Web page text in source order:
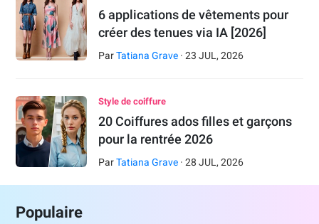
6 applications de vêtements pour
créer des tenues via IA [2026]
ParTatiana Grave ·23 JUL,2026
Style de coiffure
20 Coiffures ados filles et garçons
pour la rentrée 2026
ParTatiana Grave ·28 JUL,2026
Populaire